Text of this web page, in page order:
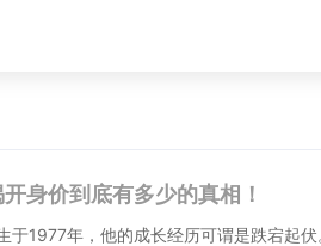
身价到底有多少的真相！
于1977年，他的成长经历可谓是跌宕起